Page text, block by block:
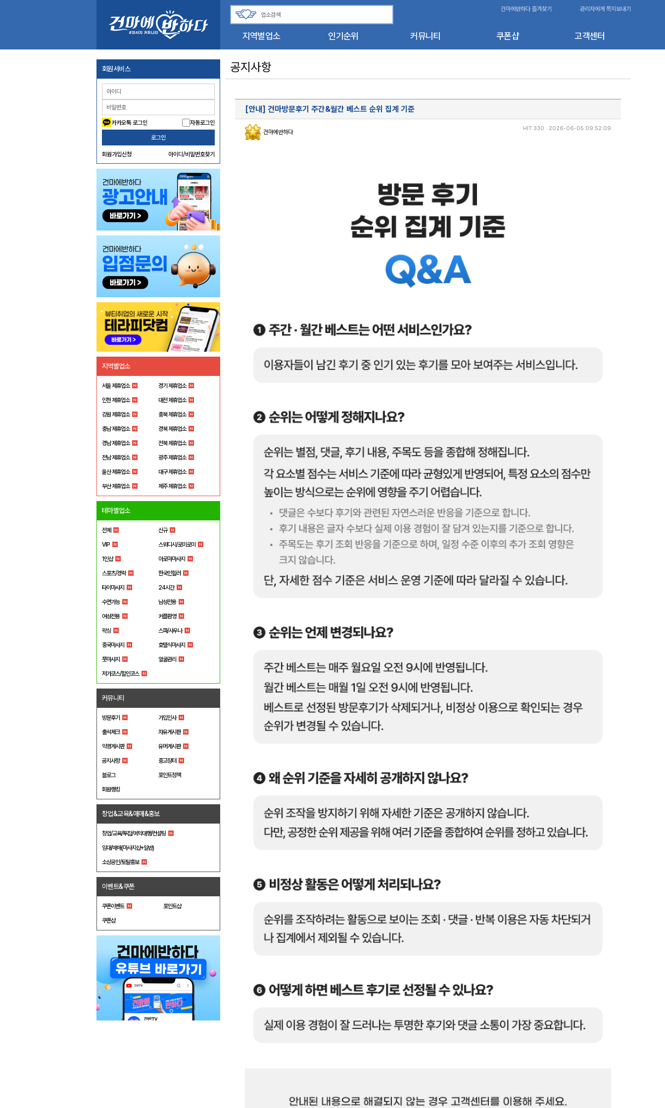
지역별업소 인기순위 커뮤니티 쿠폰샵 고객센터
건마에반하다 즐겨찾기 관리자에게 쪽지보내기
회원서비스
카카오톡 로그인 자동로그인
로그인
회원가입신청 아이디/비밀번호찾기
지역별업소
서울 제휴업소 경기 제휴업소
인천 제휴업소 대전 제휴업소
강원 제휴업소 충북 제휴업소
충남 제휴업소 경북 제휴업소
경남 제휴업소 전북 제휴업소
전남 제휴업소 광주 제휴업소
울산 제휴업소 대구 제휴업소
부산 제휴업소 제주 제휴업소
테마별업소
전체 신규
VIP 스웨디시/로미로미
1인샵 아로마마사지
스포츠/경락 한국인힐러
타이마사지 24시간
수면가능 남성전용
여성전용 커플환영
왁싱 스파/사우나
중국마사지 호텔식마사지
풋마사지 얼굴관리
저가코스/할인코스
커뮤니티
방문후기 가입인사
출석체크 자유게시판
익명게시판 유머게시판
공지사항 중고장터
블로그 포인트정책
회원랭킹
창업&교육&매매&홍보
창업/교육/투잡/예약대행/컨설팅
임대/매매(마사지샵+일반)
소상공인/토탈홍보
이벤트&쿠폰
쿠폰이벤트 포인트샵
쿠폰샵
공지사항
[안내] 건마방문후기 주간&월간 베스트 순위 집계 기준
건마에반하다
HIT 330 2026-06-05 09:52:09